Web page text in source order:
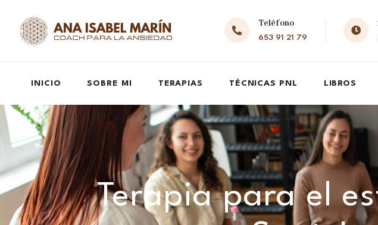
Teléfono
653 91 21 79
INICIO SOBRE MI TERAPIAS TÉCNICAS PNL LIBROS
Terapia para el